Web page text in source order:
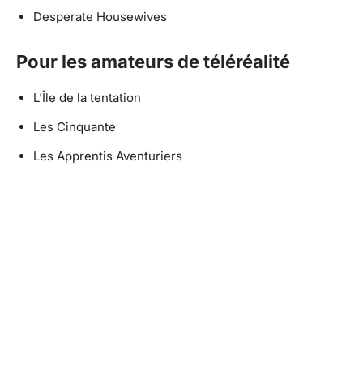
Desperate Housewives
Pour les amateurs de téléréalité
L’Île de la tentation
Les Cinquante
Les Apprentis Aventuriers